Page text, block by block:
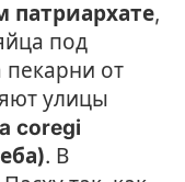
патриархате,
под
от
улицы
coregi
. В